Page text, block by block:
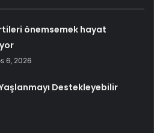
önemsemek hayat
6, 2026
Destekleyebilir